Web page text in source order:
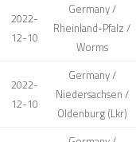
2022-
12-10
Germany /
Rheinland-Pfalz /
Worms
2022-
12-10
Germany /
Niedersachsen /
Oldenburg (Lkr)